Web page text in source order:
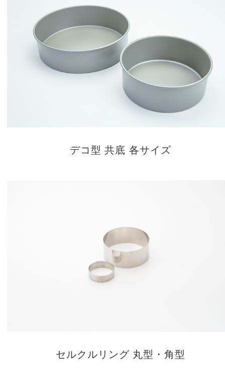
デコ型 共底 各サイズ
セルクルリング 丸型・角型